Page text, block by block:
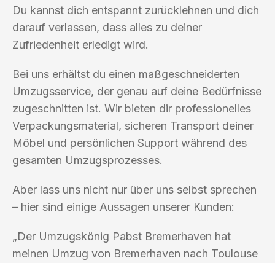
Du kannst dich entspannt zurücklehnen und dich
darauf verlassen, dass alles zu deiner
Zufriedenheit erledigt wird.
Bei uns erhältst du einen maßgeschneiderten
Umzugsservice, der genau auf deine Bedürfnisse
zugeschnitten ist. Wir bieten dir professionelles
Verpackungsmaterial, sicheren Transport deiner
Möbel und persönlichen Support während des
gesamten Umzugsprozesses.
Aber lass uns nicht nur über uns selbst sprechen
– hier sind einige Aussagen unserer Kunden:
„Der Umzugskönig Pabst Bremerhaven hat
meinen Umzug von Bremerhaven nach Toulouse